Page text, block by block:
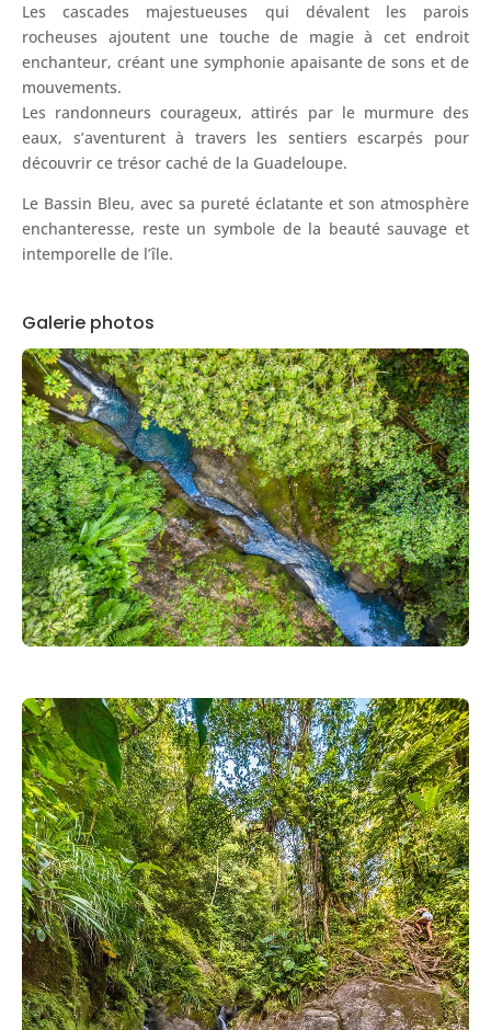
Les cascades majestueuses qui dévalent les parois
rocheuses ajoutent une touche de magie à cet endroit
enchanteur, créant une symphonie apaisante de sons et de
mouvements.
Les randonneurs courageux, attirés par le murmure des
eaux, s’aventurent à travers les sentiers escarpés pour
découvrir ce trésor caché de la Guadeloupe.
Le Bassin Bleu, avec sa pureté éclatante et son atmosphère
enchanteresse, reste un symbole de la beauté sauvage et
intemporelle de l’île.
Galerie photos